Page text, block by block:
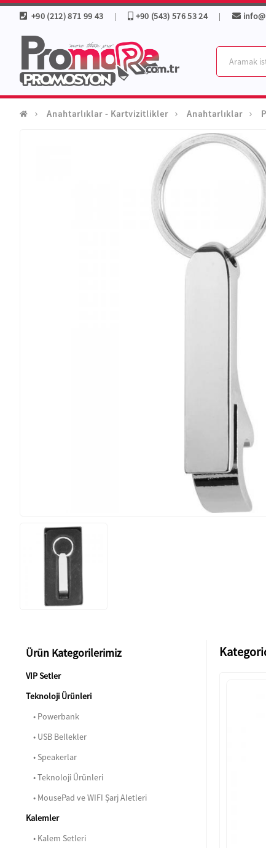
+90 (212) 871 99 43 | +90 (543) 576 53 24 |
Anahtarlıklar - Kartvizitlikler Anahtarlıklar
Ürün Kategorilerimiz
VIP Setler
Teknoloji Ürünleri
• Powerbank
• USB Bellekler
• Speakerlar
• Teknoloji Ürünleri
• MousePad ve WIFI Şarj Aletleri
Kalemler
• Kalem Setleri